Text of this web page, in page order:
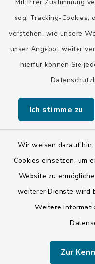
Mit Ihrer Zustimmung
sog. Tracking-Cookies,
verstehen, wie unsere
unser Angebot weiter
hierfür können Sie
Ich stimme zu
Wir weisen darauf
Cookies einsetzen, um
Website zu
weiterer Dienste wird
Weitere
Zur
Quicklinks
Stadt